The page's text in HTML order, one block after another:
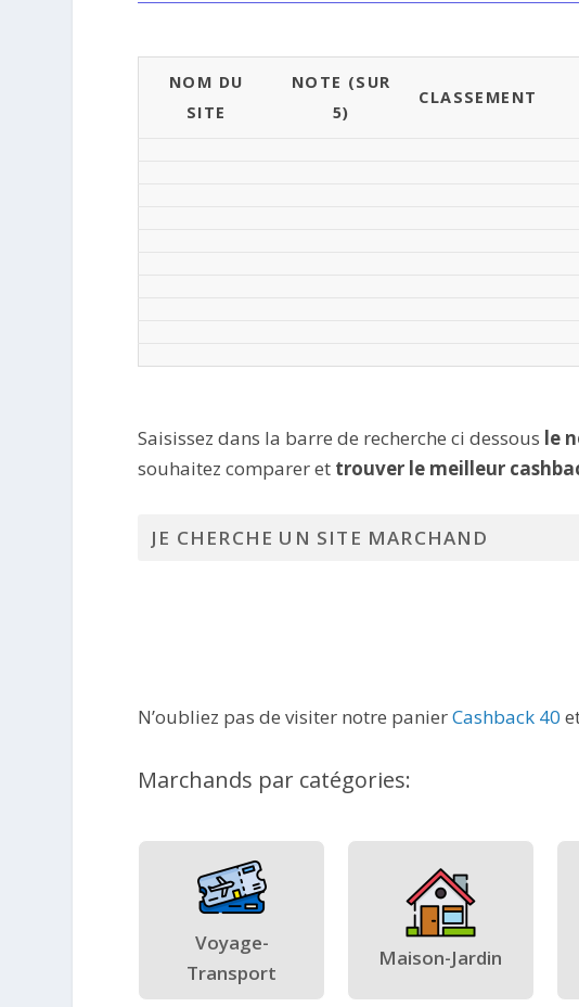
NOM DU
SITE
NOTE (SUR
5)
CLASSEMENT
Saisissez dans la barre de recherche ci dessous le
souhaitez comparer et trouver le meilleur
N’oubliez pas de visiter notre panierCashback 40
Marchands par catégories:
Voyage-
Transport
Maison-Jardin